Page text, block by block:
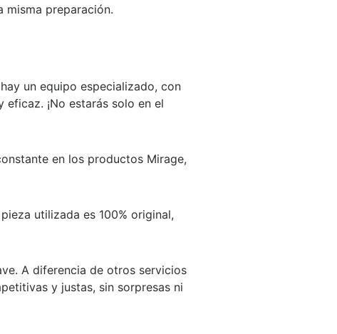
misma preparación.
un equipo especializado, con
¡No estarás solo en el
en los productos Mirage,
utilizada es 100% original,
A diferencia de otros servicios
y justas, sin sorpresas ni